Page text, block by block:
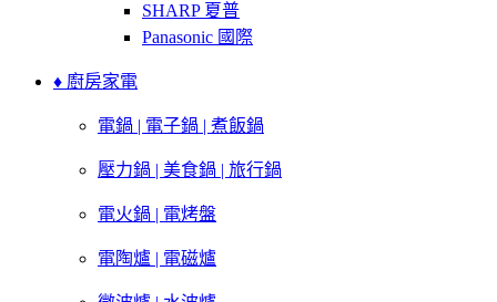
SHARP 夏普
Panasonic 國際
♦ 廚房家電
電鍋 | 電子鍋 | 煮飯鍋
壓力鍋 | 美食鍋 | 旅行鍋
電火鍋 | 電烤盤
電陶爐 | 電磁爐